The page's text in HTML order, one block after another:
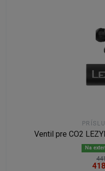
Ventil pre CO2
Na